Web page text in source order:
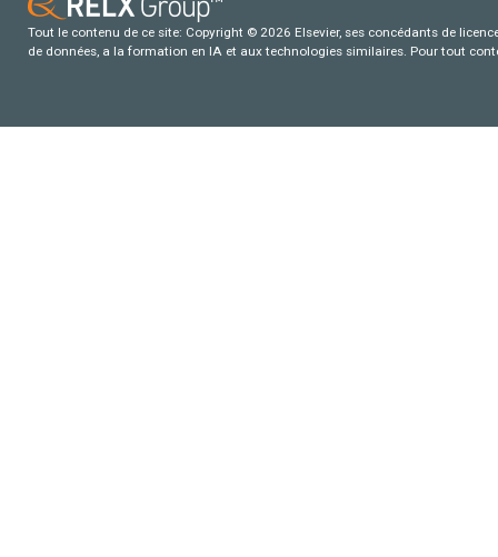
Tout le contenu de ce site: Copyright © 2026 Elsevier, ses concédants de
de données, a la formation en IA et aux technologies similaires. Pour tout